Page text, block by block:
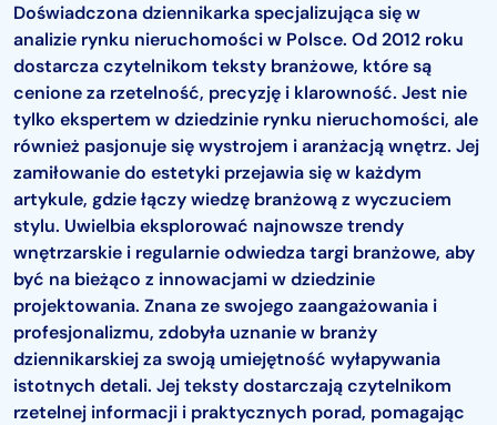
Doświadczona dziennikarka specjalizująca się w
analizie rynku nieruchomości w Polsce. Od 2012 roku
dostarcza czytelnikom teksty branżowe, które są
cenione za rzetelność, precyzję i klarowność. Jest nie
tylko ekspertem w dziedzinie rynku nieruchomości, ale
również pasjonuje się wystrojem i aranżacją wnętrz. Jej
zamiłowanie do estetyki przejawia się w każdym
artykule, gdzie łączy wiedzę branżową z wyczuciem
stylu. Uwielbia eksplorować najnowsze trendy
wnętrzarskie i regularnie odwiedza targi branżowe, aby
być na bieżąco z innowacjami w dziedzinie
projektowania. Znana ze swojego zaangażowania i
profesjonalizmu, zdobyła uznanie w branży
dziennikarskiej za swoją umiejętność wyłapywania
istotnych detali. Jej teksty dostarczają czytelnikom
rzetelnej informacji i praktycznych porad, pomagając